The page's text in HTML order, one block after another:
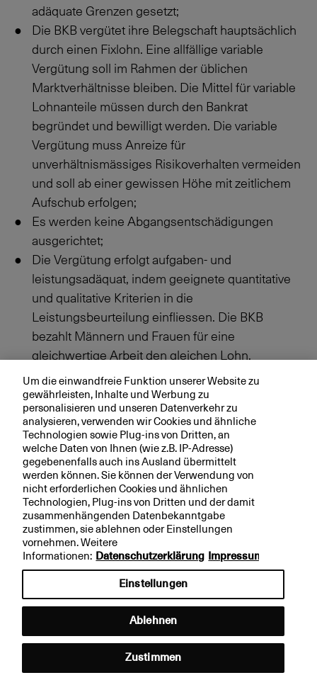
adäquate Grenzen gesetzt;
Die BKB vergütet ihre Belegschaft hauptsächlich
durch einen Fixlohn. Eine allfällige variable
Vergütung soll im Rahmen der üblichen
Marktverhältnisse bleiben. Die Mittel für variable
Lohnanteile müssen durch den Bankrat
begründet und bewilligt werden. Die variable
Vergütung muss Anreize für
unverhältnismässiges Risikoverhalten vermeiden
und soll ab einer gewissen Höhe mit zeitlichem
Aufschub erfolgen;
Es werden keine Abgangsentschädigungen
ausgerichtet;
Die Vergütung erfolgt aufgaben- und
leistungsadäquat, indem geeignete quantitative
und qualitative Kriterien in die
Leistungsbeurteilung einfliessen. Die BKB
bezahlt Männern und Frauen für eine
gleichwertige Arbeit den gleichen Lohn.
Die Marktkonformität der Vergütung wird in
angemessenen Zeitabständen mittels
Benchmarking-Analysen überprüft. Dabei werden
vor allem Marktvergleiche mit anderen
Kantonalbanken sowie weiteren
Finanzdienstleistern im Schweizer Markt mit
vergleichbarem Geschäftsmodell unter
Berücksichtigung der Anzahl Mitarbeitenden, der
Grösse sowie des Umsatzes genutzt. Die letzte
Benchmark-Analyse für einen grossen Teil der
Funktionen wurde im Herbst 2020 durchgeführt.
Um die einwandfreie Funktion unserer Website zu
gewährleisten, Inhalte und Werbung zu
personalisieren und unseren Datenverkehr zu
analysieren, verwenden wir Cookies und ähnliche
Technologien sowie Plug-ins von Dritten, an
welche Daten von Ihnen (wie z.B. IP-Adresse)
gegebenenfalls auch ins Ausland übermittelt
werden können. Sie können der Verwendung von
nicht erforderlichen Cookies und ähnlichen
Technologien, Plug-ins von Dritten und der damit
zusammenhängenden Datenbekanntgabe
zustimmen, sie ablehnen oder Einstellungen
vornehmen. Weitere
Informationen: Datenschutzerklärung Impressum
Einstellungen
Ablehnen
Zustimmen